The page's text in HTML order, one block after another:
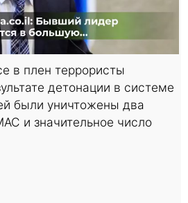
в плен террористы
детонации в системе
были уничтожены два
и значительное число